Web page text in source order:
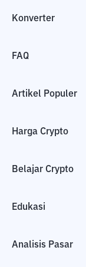
Konverter
FAQ
Artikel Populer
Harga Crypto
Belajar Crypto
Edukasi
Analisis Pasar